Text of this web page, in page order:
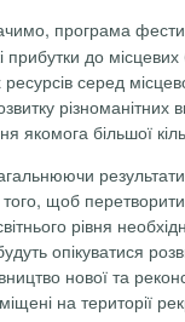
програма
прибутки до
серед
різноманітних
якомога більшої
щоб перетворити
рівня
будуть опікуватися
нової та
на території